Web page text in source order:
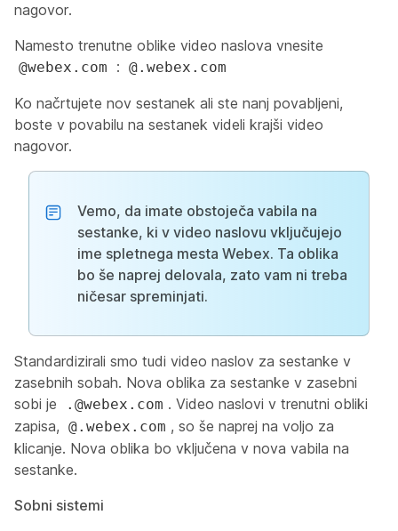
nagovor.
Namesto trenutne oblike video naslova vnesite
@webex.com : @.webex.com
Ko načrtujete nov sestanek ali ste nanj povabljeni,
boste v povabilu na sestanek videli krajši video
nagovor.
Vemo, da imate obstoječa vabila na
sestanke, ki v video naslovu vključujejo
ime spletnega mesta Webex. Ta oblika
bo še naprej delovala, zato vam ni treba
ničesar spreminjati.
Standardizirali smo tudi video naslov za sestanke v
zasebnih sobah. Nova oblika za sestanke v zasebni
sobi je
.@webex.com . Video naslovi v trenutni obliki
zapisa, @.webex.com , so še naprej na voljo za
klicanje. Nova oblika bo vključena v nova vabila na
sestanke.
Sobni sistemi